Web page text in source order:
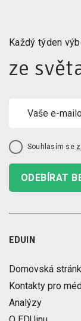
Každý týden
ze
Souhlasím se
ODEBÍRAT
EDUIN
Domovská
Kontakty pro
Analýzy